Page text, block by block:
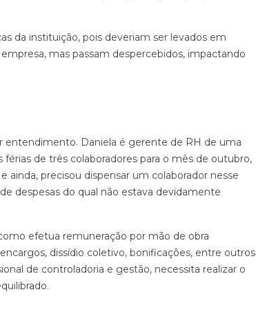
da instituição, pois deveriam ser levados em
mas passam despercebidos, impactando
entendimento. Daniela é gerente de RH de uma
de três colaboradores para o mês de outubro,
ainda, precisou dispensar um colaborador nesse
despesas do qual não estava devidamente
efetua remuneração por mão de obra
dissídio coletivo, bonificações, entre outros
de controladoria e gestão, necessita realizar o